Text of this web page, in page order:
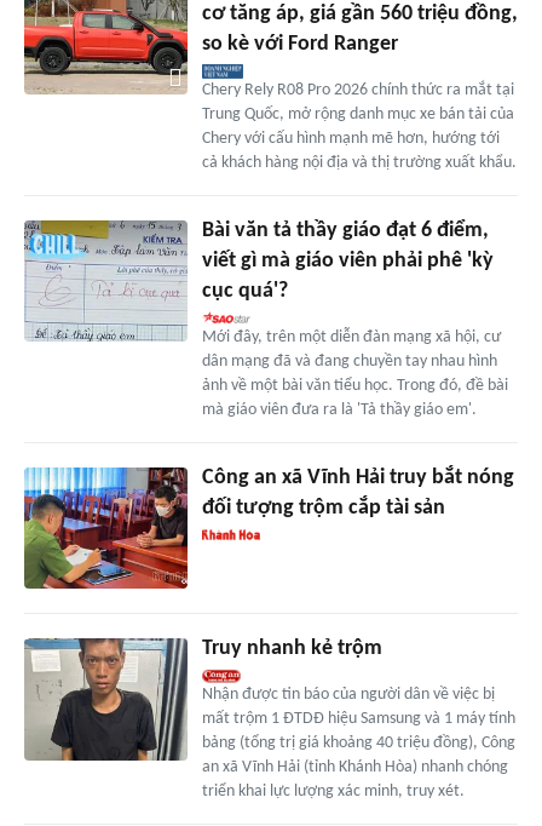
cơ tăng áp, giá gần 560 triệu đồng,
so kè với Ford Ranger
Chery Rely R08 Pro 2026 chính thức ra mắt tại
Trung Quốc, mở rộng danh mục xe bán tải của
Chery với cấu hình mạnh mẽ hơn, hướng tới
cả khách hàng nội địa và thị trường xuất khẩu.
Bài văn tả thầy giáo đạt 6 điểm,
viết gì mà giáo viên phải phê 'kỳ
cục quá'?
Mới đây, trên một diễn đàn mạng xã hội, cư
dân mạng đã và đang chuyền tay nhau hình
ảnh về một bài văn tiểu học. Trong đó, đề bài
mà giáo viên đưa ra là 'Tả thầy giáo em'.
Công an xã Vĩnh Hải truy bắt nóng
đối tượng trộm cắp tài sản
Truy nhanh kẻ trộm
Nhận được tin báo của người dân về việc bị
mất trộm 1 ĐTDĐ hiệu Samsung và 1 máy tính
bảng (tổng trị giá khoảng 40 triệu đồng), Công
an xã Vĩnh Hải (tỉnh Khánh Hòa) nhanh chóng
triển khai lực lượng xác minh, truy xét.